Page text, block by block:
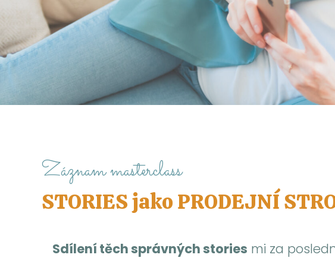
Záznam masterclass
STORIES jako PRODEJNÍ
Sdílení těch správných stories mi za